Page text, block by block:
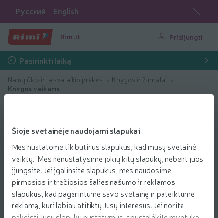
Šioje svetainėje naudojami slapukai
Mes nustatome tik būtinus slapukus, kad mūsų svetainė
veiktų. Mes nenustatysime jokių kitų slapukų, nebent juos
įjungsite. Jei įgalinsite slapukus, mes naudosime
pirmosios ir trečiosios šalies našumo ir reklamos
slapukus, kad pagerintume savo svetainę ir pateiktume
reklamą, kuri labiau atitiktų Jūsų interesus. Jei norite
Русский English
Rimi.lt Prisijungti
Pasirinkti laiką
Namų ūkio ir laisvalaikio prekės
Knygos ir žurnalai
Knygos vaikams